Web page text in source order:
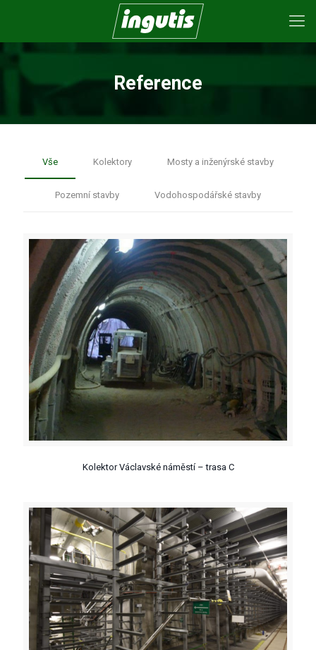
Reference
Vše Kolektory Mosty a inženýrské stavby
Pozemní stavby Vodohospodářské stavby
Kolektor Václavské náměstí – trasa C